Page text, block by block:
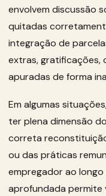
envolvem discussão
quitadas
integração de
extras, gratificações,
apuradas de forma
Em algumas
ter plena dimensão
correta
ou das práticas
empregador ao
aprofundada permite